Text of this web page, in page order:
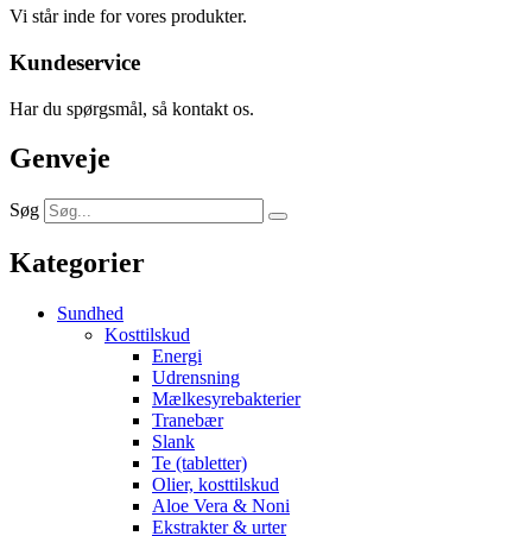
Vi står inde for vores produkter.
Kundeservice
Har du spørgsmål, så kontakt os.
Genveje
Søg
Kategorier
Sundhed
Kosttilskud
Energi
Udrensning
Mælkesyrebakterier
Tranebær
Slank
Te (tabletter)
Olier, kosttilskud
Aloe Vera & Noni
Ekstrakter & urter